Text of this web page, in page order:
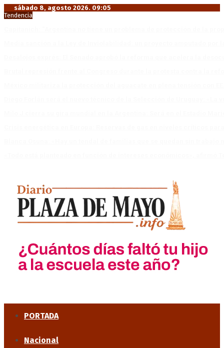
sábado 8, agosto 2026. 09:05
Tendencia
PORTADA
Nacional